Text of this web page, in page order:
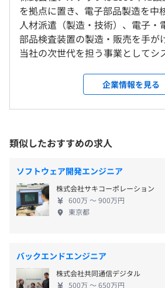
東海道本線「岡崎駅」より徒歩10分
・有給休暇（10日～）
・通勤手当（会社規定に基づき支給
・残業手当（残業時間に応じて別途
昇給査定年1回（5月）
社会保険完備（健康保険・厚生年金
保険）
3カ月
を拠点に置き、電子部品製造を中
人材派遣（製造・技術）、電子・
部品検査装置の製造・販売を手が
当社の次世代を担う事業としてシ
世界規模でシェアを獲得している
ーの1つであるデンソーグループ
に、数多くの大手優良企業から開
システムや生産管理システム、各
析システムなどを開発しています。 製品の製造から
技術開発までの幅広い工程で活躍
な経営基盤のもと長期的なキャリ
です。
企業情報を見る
類似したおすすめの求人
ソフトウェア開発エンジニア
株式会社サキコーポレーション
600万 〜 900万円
東京都
バックエンドエンジニア
株式会社共同通信デジタル
500万 〜 650万円